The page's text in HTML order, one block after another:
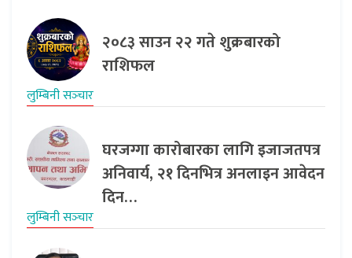
२०८३ साउन २२ गते शुक्रबारको
राशिफल
लुम्बिनी सञ्‍चार
घरजग्गा कारोबारका लागि इजाजतपत्र
अनिवार्य, २१ दिनभित्र अनलाइन आवेदन
दिन…
लुम्बिनी सञ्‍चार